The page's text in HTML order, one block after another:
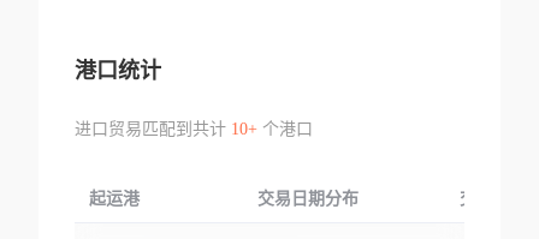
港口统计
进口贸易匹配到共计 10+个港口
起运港 交易日期分布 交易产品